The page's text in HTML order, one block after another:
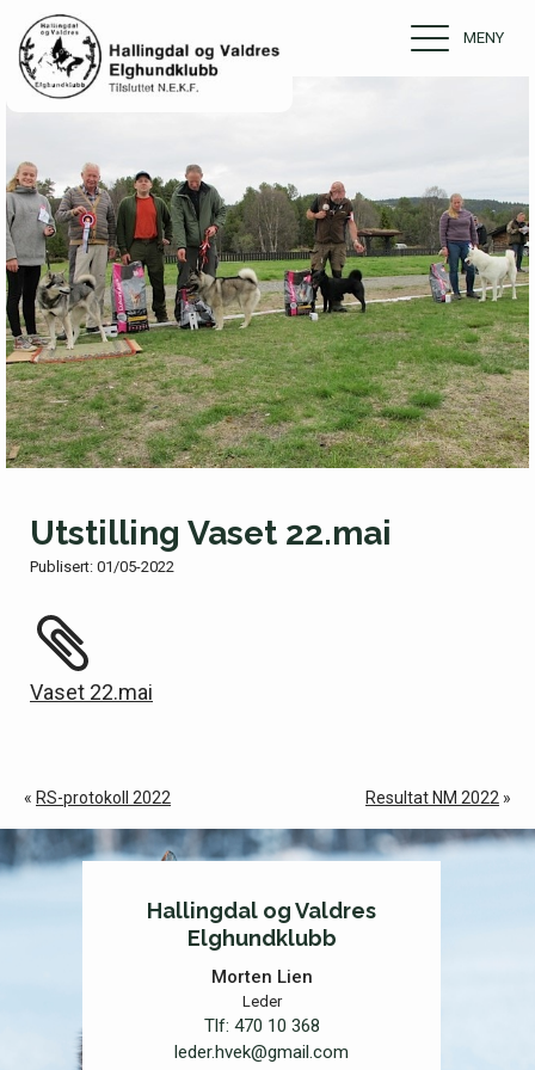
MENY
Utstilling Vaset 22.mai
Publisert: 01/05-2022
Vaset 22.mai
« RS-protokoll 2022 Resultat NM 2022 »
Hallingdal og Valdres
Elghundklubb
Morten Lien
Leder
Tlf: 470 10 368
leder.hvek@gmail.com